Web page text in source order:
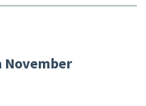
November